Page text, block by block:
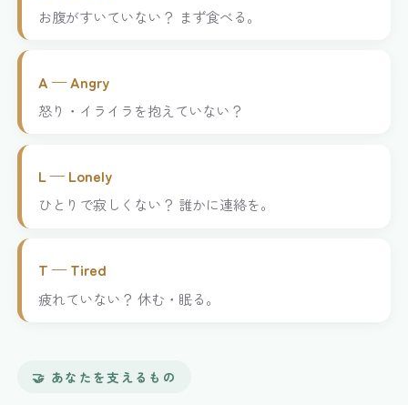
お腹がすいていない？ まず食べる。
A — Angry
怒り・イライラを抱えていない？
L — Lonely
ひとりで寂しくない？ 誰かに連絡を。
T — Tired
疲れていない？ 休む・眠る。
🤝 あなたを支えるもの